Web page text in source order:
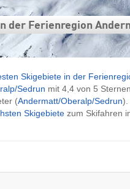
der Ferienregion
Skigebiete in der
​Sedrun mit 4,4 von 5
(Andermatt/​Oberalp/​Sedrun).
Skigebiete zum Skifahren